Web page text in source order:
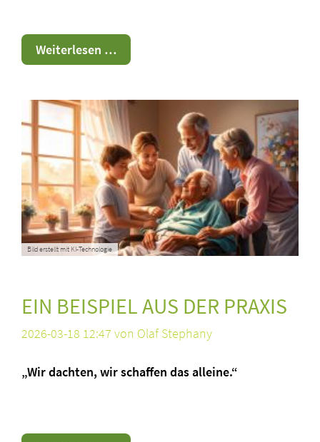
Weiterlesen …Pflegegeld
2027
Bild erstellt mit KI-Technologie
EIN BEISPIEL AUS DER PRAXIS
2026-03-18 12:47 von Olaf Stephany
„Wir dachten, wir schaffen das alleine.“